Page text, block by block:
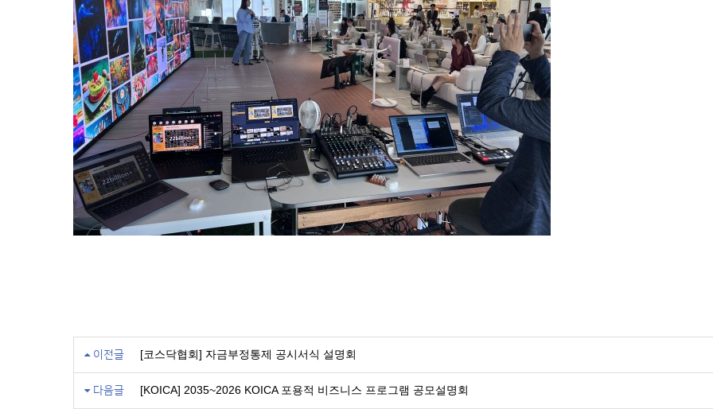
이전글 [코스닥협회] 자금부정통제 공시서식 설명회
다음글 [KOICA] 2035~2026 KOICA 포용적 비즈니스 프로그램 공모설명회